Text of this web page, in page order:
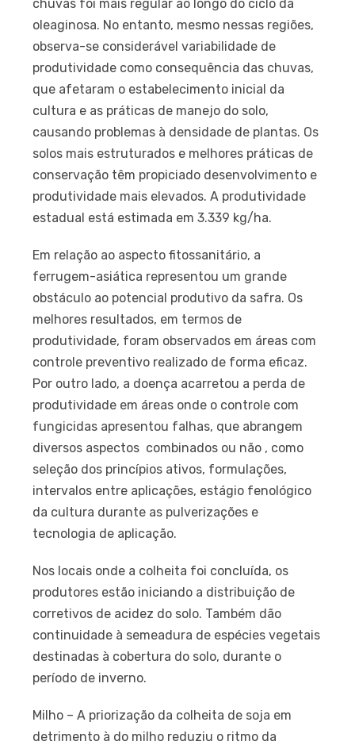
chuvas foi mais regular ao longo do ciclo da
oleaginosa. No entanto, mesmo nessas regiões,
observa-se considerável variabilidade de
produtividade como consequência das chuvas,
que afetaram o estabelecimento inicial da
cultura e as práticas de manejo do solo,
causando problemas à densidade de plantas. Os
solos mais estruturados e melhores práticas de
conservação têm propiciado desenvolvimento e
produtividade mais elevados. A produtividade
estadual está estimada em 3.339 kg/ha.
Em relação ao aspecto fitossanitário, a
ferrugem-asiática representou um grande
obstáculo ao potencial produtivo da safra. Os
melhores resultados, em termos de
produtividade, foram observados em áreas com
controle preventivo realizado de forma eficaz.
Por outro lado, a doença acarretou a perda de
produtividade em áreas onde o controle com
fungicidas apresentou falhas, que abrangem
diversos aspectos  combinados ou não , como
seleção dos princípios ativos, formulações,
intervalos entre aplicações, estágio fenológico
da cultura durante as pulverizações e
tecnologia de aplicação.
Nos locais onde a colheita foi concluída, os
produtores estão iniciando a distribuição de
corretivos de acidez do solo. Também dão
continuidade à semeadura de espécies vegetais
destinadas à cobertura do solo, durante o
período de inverno.
Milho – A priorização da colheita de soja em
detrimento à do milho reduziu o ritmo da